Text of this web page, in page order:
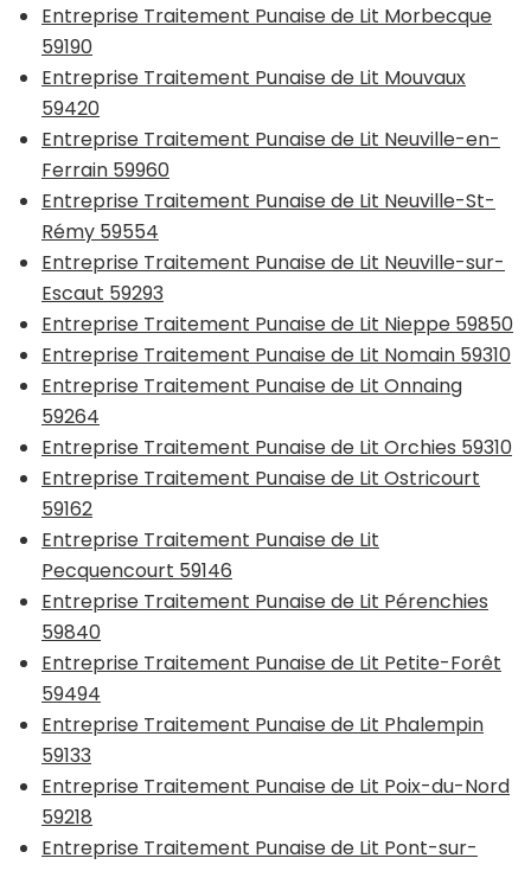
Entreprise Traitement Punaise de Lit Morbecque
59190
Entreprise Traitement Punaise de Lit Mouvaux
59420
Entreprise Traitement Punaise de Lit Neuville-en-
Ferrain 59960
Entreprise Traitement Punaise de Lit Neuville-St-
Rémy 59554
Entreprise Traitement Punaise de Lit Neuville-sur-
Escaut 59293
Entreprise Traitement Punaise de Lit Nieppe 59850
Entreprise Traitement Punaise de Lit Nomain 59310
Entreprise Traitement Punaise de Lit Onnaing
59264
Entreprise Traitement Punaise de Lit Orchies 59310
Entreprise Traitement Punaise de Lit Ostricourt
59162
Entreprise Traitement Punaise de Lit
Pecquencourt 59146
Entreprise Traitement Punaise de Lit Pérenchies
59840
Entreprise Traitement Punaise de Lit Petite-Forêt
59494
Entreprise Traitement Punaise de Lit Phalempin
59133
Entreprise Traitement Punaise de Lit Poix-du-Nord
59218
Entreprise Traitement Punaise de Lit Pont-sur-